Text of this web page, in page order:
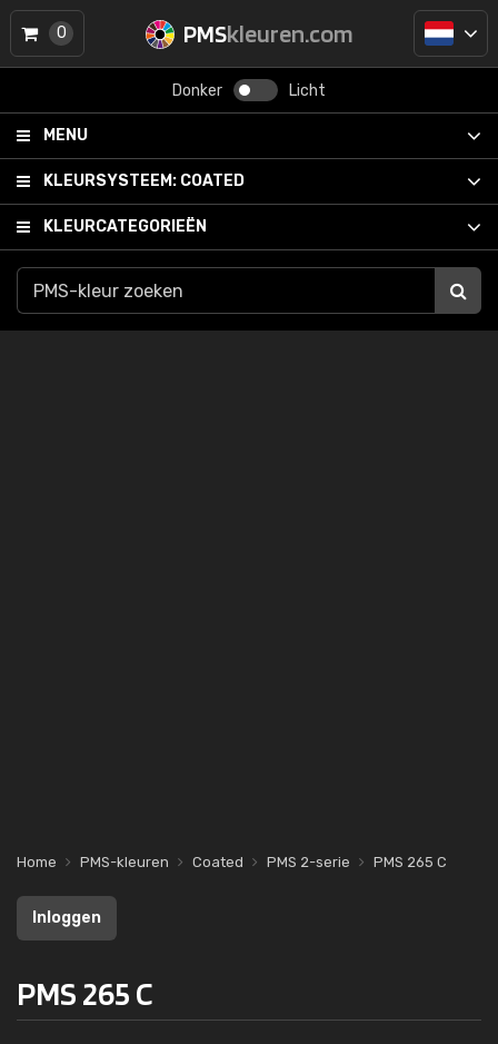
PMSkleuren.com
Donker Licht
MENU
KLEURSYSTEEM: COATED
KLEURCATEGORIEËN
0
Home PMS-kleuren Coated PMS 2-serie PMS 265 C
Inloggen
PMS 265 C